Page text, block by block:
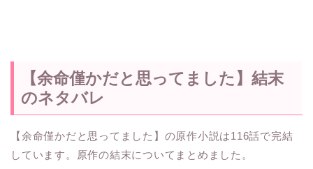
【余命僅かだと思ってました】結末
のネタバレ
【余命僅かだと思ってました】の原作小説は116話で完結
しています。原作の結末についてまとめました。